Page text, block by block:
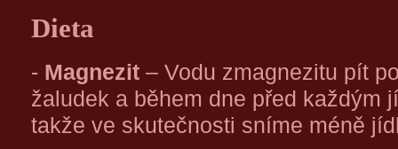
Dieta
- Magnezit – Vodu zmagnezitu pít
žaludek a během dne před každým
takže ve skutečnosti sníme méně